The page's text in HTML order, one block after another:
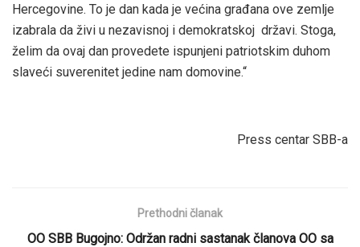
Hercegovine. To je dan kada je većina građana ove zemlje
izabrala da živi u nezavisnoj i demokratskoj državi. Stoga,
želim da ovaj dan provedete ispunjeni patriotskim duhom
slaveći suverenitet jedine nam domovine.“
Press centar SBB-a
Prethodni članak
OO SBB Bugojno: Održan radni sastanak članova OO sa